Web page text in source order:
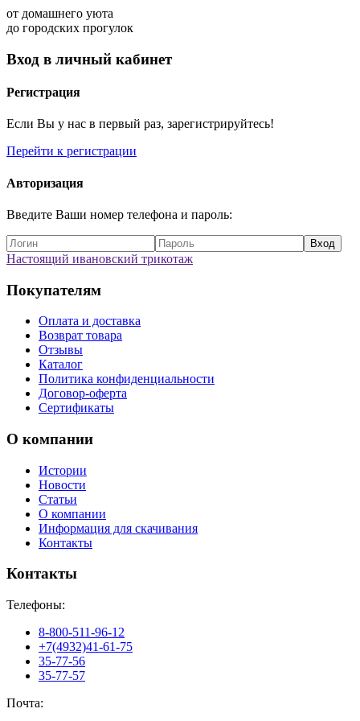
от домашнего уюта
до городских прогулок
Вход в личный кабинет
Регистрация
Если Вы у нас в первый раз, зарегистрируйтесь!
Перейти к регистрации
Авторизация
Введите Ваши номер телефона и пароль:
Настоящий ивановский трикотаж
Покупателям
Оплата и доставка
Возврат товара
Отзывы
Каталог
Политика конфиденциальности
Договор-оферта
Сертификаты
О компании
Истории
Новости
Статьи
О компании
Информация для скачивания
Контакты
Контакты
Телефоны:
8-800-511-96-12
+7(4932)41-61-75
35-77-56
35-77-57
Почта: